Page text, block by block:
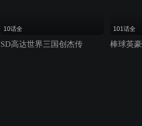
10话全
SD高达世界三国创杰传
101话全
棒球英豪